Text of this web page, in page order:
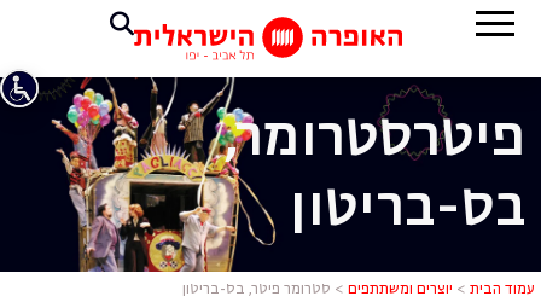
סטרומר
פיטרסטרומר,
בס-בריטון
עמוד הבית > יוצרים ומשתתפים > סטרומר פיטר, בס-בריטון